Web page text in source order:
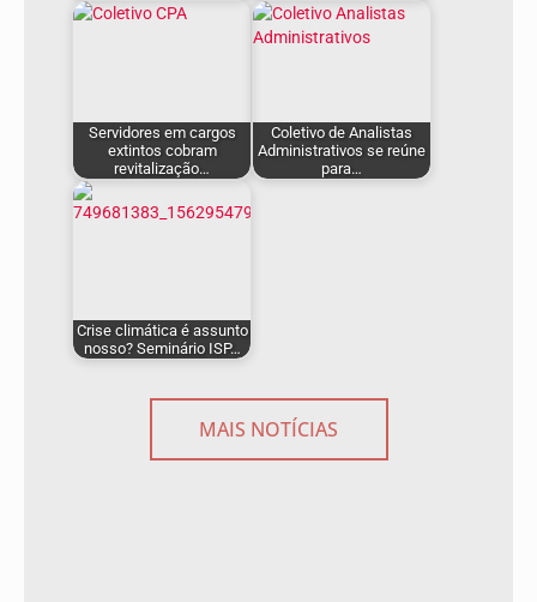
Servidores em cargos
extintos cobram
revitalização…
Coletivo de Analistas
Administrativos se reúne
para…
Crise climática é assunto
nosso? Seminário ISP…
MAIS NOTÍCIAS